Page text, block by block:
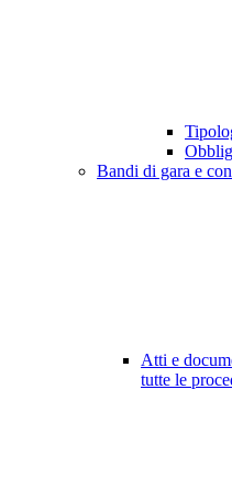
Bandi di gara e
Atti e
tutte le